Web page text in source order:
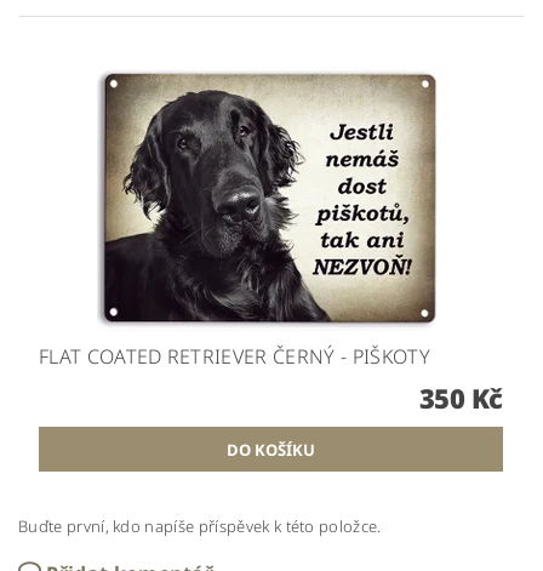
FLAT COATED RETRIEVER ČERNÝ - PIŠKOTY
350 Kč
Buďte první, kdo napíše příspěvek k této položce.